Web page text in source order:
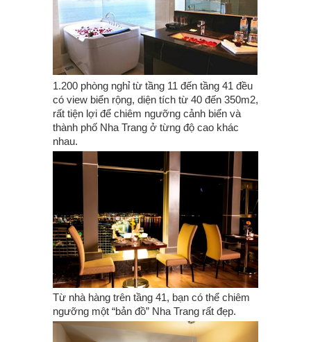
1.200 phòng nghỉ từ tầng 11 đến tầng 41 đều
có view biển rộng, diện tích từ 40 đến 350m2,
rất tiện lợi để chiêm ngưỡng cảnh biển và
thành phố Nha Trang ở từng độ cao khác
nhau.
Từ nhà hàng trên tầng 41, bạn có thể chiêm
ngưỡng một “bản đồ” Nha Trang rất đẹp.